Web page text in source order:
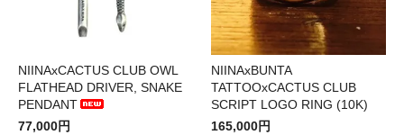
NIINAxCACTUS CLUB OWL
FLATHEAD DRIVER, SNAKE
PENDANT
77,000円
NIINAxBUNTA
TATTOOxCACTUS CLUB
SCRIPT LOGO RING (10K)
165,000円